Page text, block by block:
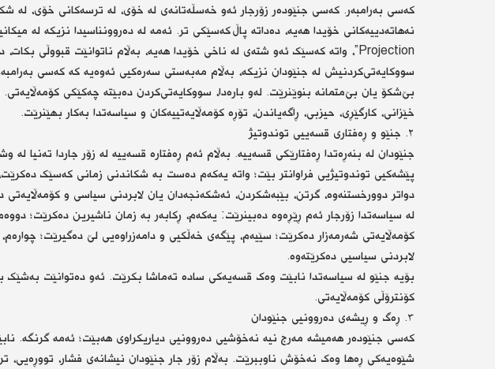
کەسی بەرامبەر. کەسی جنێودەر زۆرجار ئەو خەسڵەتانەی لە خۆی، لە ترسەکانی خۆی، لە
نەهاتەدییەکانی خۆیدا هەیە، دەداتە پاڵ کەسێکی تر. ئەمە لە دەروونناسیدا نزیکە لە
Projection”، واتە کەسێک ئەو شتەی لە ناخی خۆیدا هەیە، بەڵام ناتوانێت قبووڵی بکات، دەیخاتە سەر کەسی دیکە.
سووکایەتی‌کردنیش لە جنێودان نزیکە، بەڵام مەبەستی سەرەکیی ئەوەیە کە کەسی
بێ‌شکۆ یان بێ‌متمانە بنوێنرێت. لەو بارەدا، سووکایەتی‌کردن دەبێتە چەکێکی
خێزانی، کارگێڕی، حیزبی، ڕاگەیاندن، تۆڕە کۆمەڵایەتییەکان و سیاسەتدا بەکار بهێنرێت.
٢. جنێو و ڕەفتاری قسەییی توندوتیژ
جنێودان لە بنەڕەتدا ڕەفتارێکی قسەییە. بەڵام ئەم ڕەفتارە قسەییە لە زۆر جاردا تەنیا لە
پێشەکیی توندوتیژیی فراوانتر بێت؛ واتە یەکەم دەست بە شکاندنی زمانی کەسێک
دواتر دوورخستنەوە، گرتن، بێبەشکردن، ئەشکەنجەدان یان لابردنی سیاسی و کۆمەڵایەتی
لە سیاسەتدا زۆرجار ئەم ڕێڕەوە دەبینرێت: یەکەم، ڕکابەر بە زمان ناشیرین دەکرێت؛
کۆمەڵایەتی شەرمەزار دەکرێت؛ سێیەم، پێگەی خەڵکیی و دامەزراوەیی لێ دەگیرێت؛
لابردنی سیاسیی دەکرێتەوە.
بۆیە جنێو لە سیاسەتدا نابێت وەک قسەیەکی سادە تەماشا بکرێت. ئەو دەتوانێت بەشێک
کۆنترۆڵی کۆمەڵایەتی.
٣. ڕەگ و ڕیشەی دەروونیی جنێودان
کەسی جنێودەر هەمیشە مەرج نیە نەخۆشیی دەروونیی دیاریکراوی هەبێت؛ ئەمە گرنگە.
شێوەیەکی ڕەها وەک نەخۆش ناوببرێت. بەڵام زۆر جار جنێودان نیشانەی فشار، تووڕەیی،